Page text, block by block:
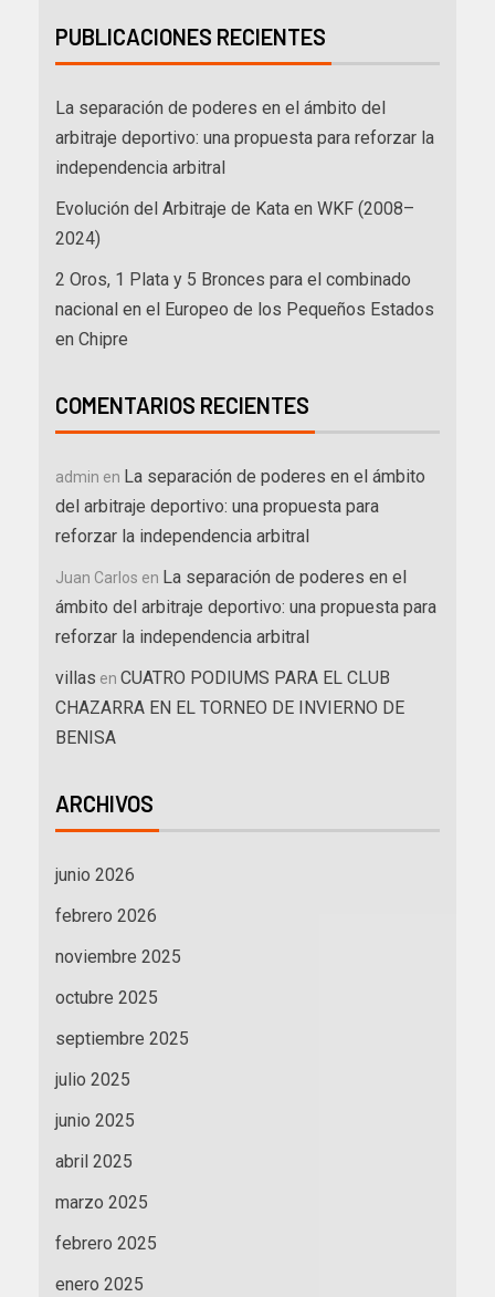
PUBLICACIONES RECIENTES
La separación de poderes en el ámbito del
arbitraje deportivo: una propuesta para reforzar la
independencia arbitral
Evolución del Arbitraje de Kata en WKF (2008–
2024)
2 Oros, 1 Plata y 5 Bronces para el combinado
nacional en el Europeo de los Pequeños Estados
en Chipre
COMENTARIOS RECIENTES
admin en La separación de poderes en el ámbito
del arbitraje deportivo: una propuesta para
reforzar la independencia arbitral
Juan Carlos en La separación de poderes en el
ámbito del arbitraje deportivo: una propuesta para
reforzar la independencia arbitral
villas en CUATRO PODIUMS PARA EL CLUB
CHAZARRA EN EL TORNEO DE INVIERNO DE
BENISA
ARCHIVOS
junio 2026
febrero 2026
noviembre 2025
octubre 2025
septiembre 2025
julio 2025
junio 2025
abril 2025
marzo 2025
febrero 2025
enero 2025